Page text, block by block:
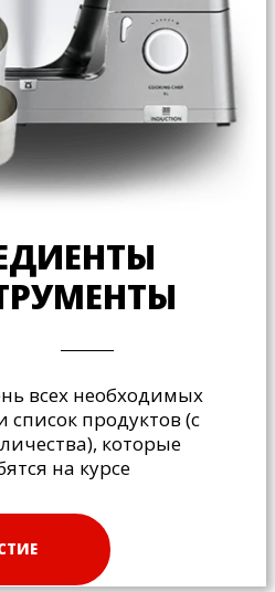
всех необходимых
список продуктов (с
которые
на курсе